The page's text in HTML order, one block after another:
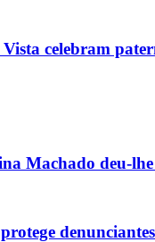
celebram
Machado deu-lhe